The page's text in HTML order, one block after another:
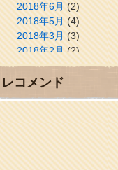
2018年6月(2)
2018年5月(4)
2018年3月(3)
2018年2月(2)
2018年1月(2)
2017年12月
2017年10月(1)
2017年9月(4)
2017年8月(3)
2017年7月(1)
レコメンド